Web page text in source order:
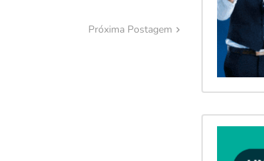
Próxima Postagem